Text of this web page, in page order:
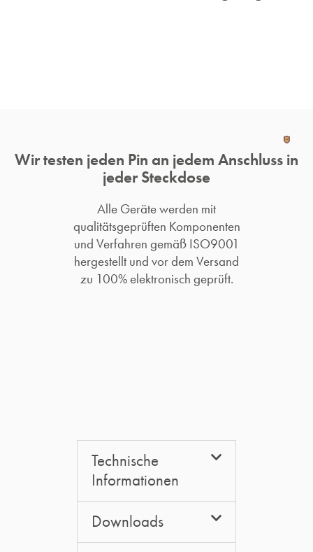
Wir testen jeden Pin an jedem Anschluss in
jeder Steckdose
Alle Geräte werden mit
qualitätsgeprüften Komponenten
und Verfahren gemäß ISO9001
hergestellt und vor dem Versand
zu 100% elektronisch geprüft.​
Technische
Informationen
Downloads